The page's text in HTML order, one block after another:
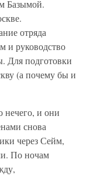
Базымой.
отряда
и руководство
Для подготовки
(а почему бы и
нечего, и они
снова
через Сейм,
По ночам